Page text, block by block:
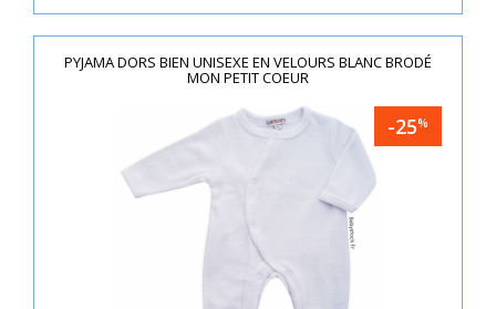
PYJAMA DORS BIEN UNISEXE EN VELOURS BLANC BRODÉ
MON PETIT COEUR
-25%